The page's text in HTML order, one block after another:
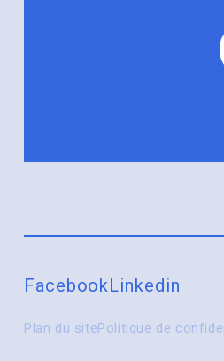
FacebookLinkedin
Plan du sitePolitique de